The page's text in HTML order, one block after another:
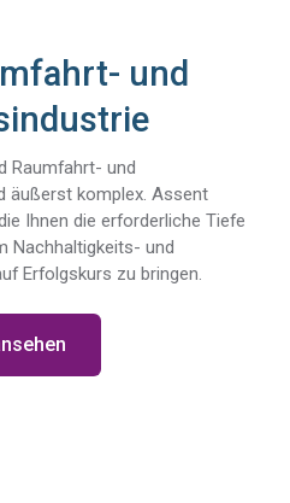
und
Raumfahrt- und
äußerst komplex. Assent
Ihnen die erforderliche Tiefe
Nachhaltigkeits- und
Erfolgskurs zu bringen.